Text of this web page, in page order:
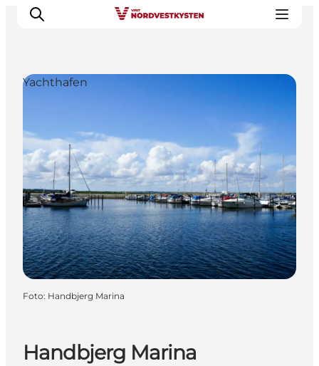
Inspiration
Events
Unterkunft
Mach deine Urlaubsplanung
Handbjerg Marina
Yachthafen
Foto: Handbjerg Marina